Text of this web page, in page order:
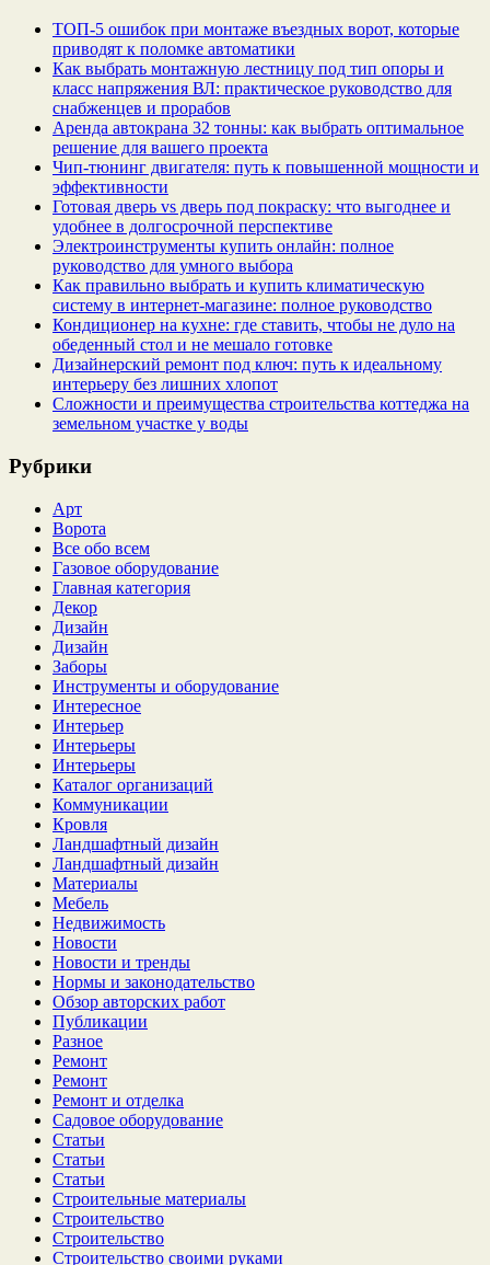
ТОП-5 ошибок при монтаже въездных ворот, которые
приводят к поломке автоматики
Как выбрать монтажную лестницу под тип опоры и
класс напряжения ВЛ: практическое руководство для
снабженцев и прорабов
Аренда автокрана 32 тонны: как выбрать оптимальное
решение для вашего проекта
Чип‑тюнинг двигателя: путь к повышенной мощности и
эффективности
Готовая дверь vs дверь под покраску: что выгоднее и
удобнее в долгосрочной перспективе
Электроинструменты купить онлайн: полное
руководство для умного выбора
Как правильно выбрать и купить климатическую
систему в интернет‑магазине: полное руководство
Кондиционер на кухне: где ставить, чтобы не дуло на
обеденный стол и не мешало готовке
Дизайнерский ремонт под ключ: путь к идеальному
интерьеру без лишних хлопот
Сложности и преимущества строительства коттеджа на
земельном участке у воды
Рубрики
Арт
Ворота
Все обо всем
Газовое оборудование
Главная категория
Декор
Дизайн
Дизайн
Заборы
Инструменты и оборудование
Интересное
Интерьер
Интерьеры
Интерьеры
Каталог организаций
Коммуникации
Кровля
Ландшафтный дизайн
Ландшафтный дизайн
Материалы
Мебель
Недвижимость
Новости
Новости и тренды
Нормы и законодательство
Обзор авторских работ
Публикации
Разное
Ремонт
Ремонт
Ремонт и отделка
Садовое оборудование
Статьи
Статьи
Статьи
Строительные материалы
Строительство
Строительство
Строительство своими руками